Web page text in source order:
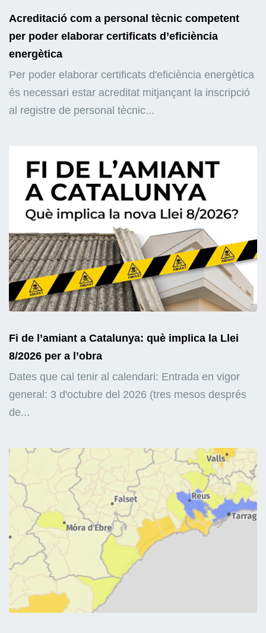
Acreditació com a personal tècnic competent
per poder elaborar certificats d’eficiència
energètica
Per poder elaborar certificats d'eficiència energètica
és necessari estar acreditat mitjançant la inscripció
al registre de personal tècnic...
Fi de l’amiant a Catalunya: què implica la Llei
8/2026 per a l’obra
Dates que cal tenir al calendari: Entrada en vigor
general: 3 d'octubre del 2026 (tres mesos després
de...